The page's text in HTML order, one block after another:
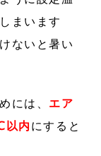
まいます
ないと暑い
には、 エア
以内 にすると